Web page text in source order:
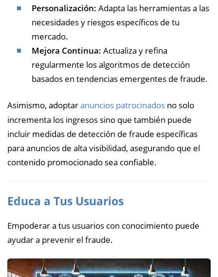
Personalización: Adapta las herramientas a las
necesidades y riesgos específicos de tu
mercado.
Mejora Continua: Actualiza y refina
regularmente los algoritmos de detección
basados en tendencias emergentes de fraude.
Asimismo, adoptaranuncios patrocinados no solo
incrementa los ingresos sino que también puede
incluir medidas de detección de fraude específicas
para anuncios de alta visibilidad, asegurando que el
contenido promocionado sea confiable.
Educa a Tus Usuarios
Empoderar a tus usuarios con conocimiento puede
ayudar a prevenir el fraude.